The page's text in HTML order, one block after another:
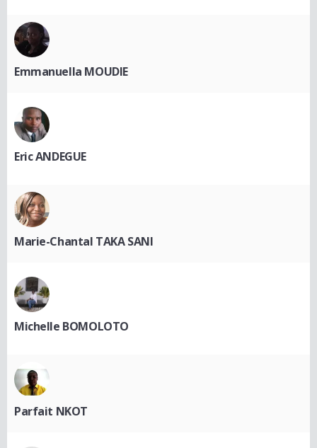
Emmanuella MOUDIE
Eric ANDEGUE
Marie-Chantal TAKA SANI
Michelle BOMOLOTO
Parfait NKOT